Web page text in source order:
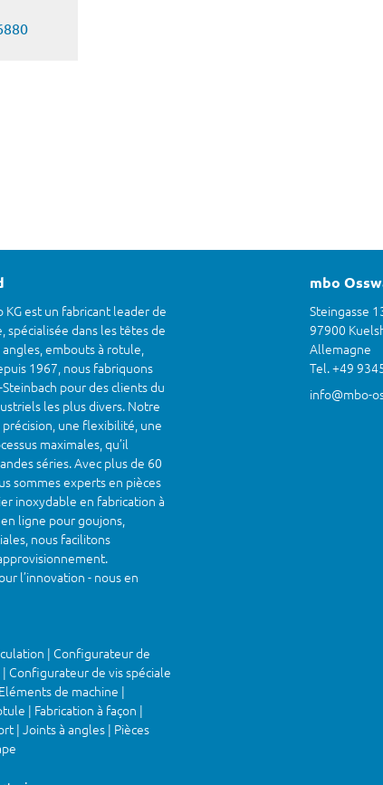
KG est un fabricant leader de
spécialisée dans les têtes de
angles, embouts à rotule,
1967, nous fabriquons
pour des clients du
les plus divers. Notre
une flexibilité, une
maximales, qu’il
séries. Avec plus de 60
sommes experts en pièces
inoxydable en fabrication à
ligne pour goujons,
nous facilitons
l’innovation - nous en
| Configurateur de
Configurateur de vis spéciale
de machine |
| Fabrication à façon |
| Joints à angles | Pièces
mbo
Steingasse
97900
Allemagne
Tel. +49
info@mbo-